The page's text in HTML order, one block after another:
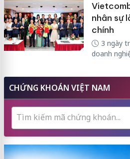
nhân sự
chính
3 ngày
doanh
CHỨNG KHOÁN VIỆT NAM
Tìm kiếm mã chứng khoán...